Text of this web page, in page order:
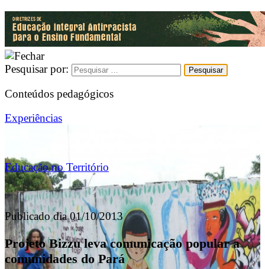
Pesquisar por:
Conteúdos pedagógicos
Experiências
Educação no Território
Publicado dia 01/10/2013
Projeto Bizzu leva comunicação popular a
comunidades do Pará